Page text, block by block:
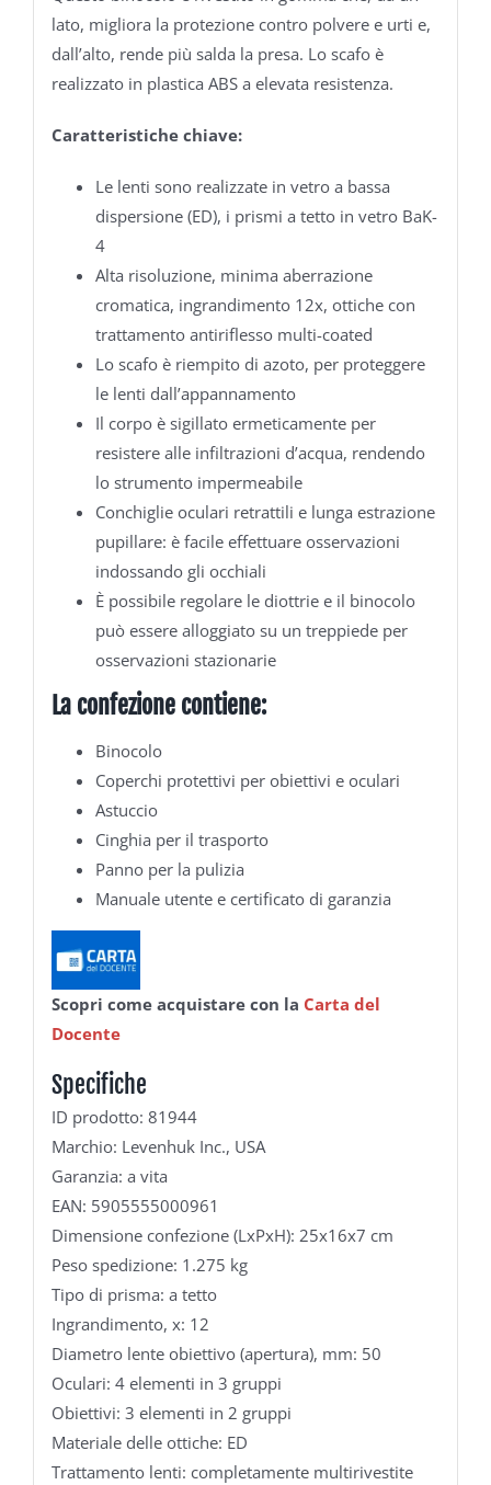
lato, migliora la protezione contro polvere e urti e,
dall’alto, rende più salda la presa. Lo scafo è
realizzato in plastica ABS a elevata resistenza.
Caratteristiche chiave:
Le lenti sono realizzate in vetro a bassa
dispersione (ED), i prismi a tetto in vetro BaK-
4
Alta risoluzione, minima aberrazione
cromatica, ingrandimento 12x, ottiche con
trattamento antiriflesso multi-coated
Lo scafo è riempito di azoto, per proteggere
le lenti dall’appannamento
Il corpo è sigillato ermeticamente per
resistere alle infiltrazioni d’acqua, rendendo
lo strumento impermeabile
Conchiglie oculari retrattili e lunga estrazione
pupillare: è facile effettuare osservazioni
indossando gli occhiali
È possibile regolare le diottrie e il binocolo
può essere alloggiato su un treppiede per
osservazioni stazionarie
La confezione contiene:
Binocolo
Coperchi protettivi per obiettivi e oculari
Astuccio
Cinghia per il trasporto
Panno per la pulizia
Manuale utente e certificato di garanzia
Scopri come acquistare con la Carta del
Docente
Specifiche
ID prodotto: 81944
Marchio: Levenhuk Inc., USA
Garanzia: a vita
EAN: 5905555000961
Dimensione confezione (LxPxH): 25x16x7 cm
Peso spedizione: 1.275 kg
Tipo di prisma: a tetto
Ingrandimento, x: 12
Diametro lente obiettivo (apertura), mm: 50
Oculari: 4 elementi in 3 gruppi
Obiettivi: 3 elementi in 2 gruppi
Materiale delle ottiche: ED
Trattamento lenti: completamente multirivestite